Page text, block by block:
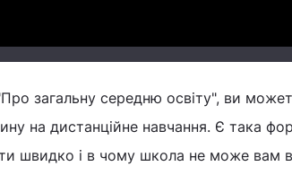
загальну середню освіту", ви
на дистанційне навчання. Є така
швидко і в чому школа не може вам